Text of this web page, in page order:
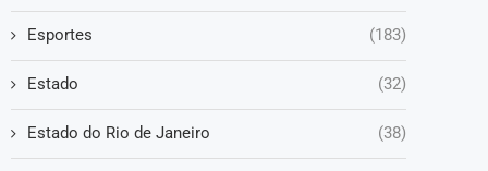
Esportes (183)
Estado (32)
Estado do Rio de Janeiro (38)